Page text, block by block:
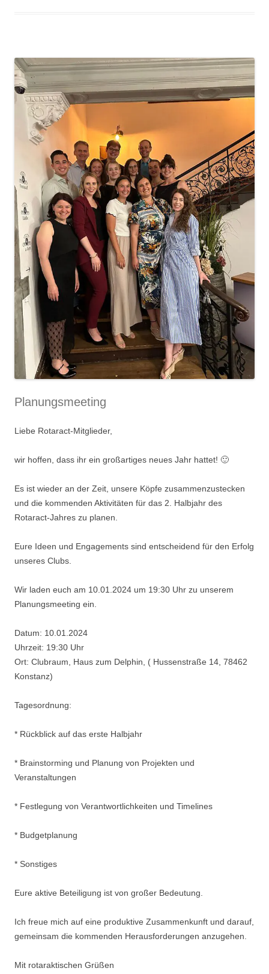
Planungsmeeting
Liebe Rotaract-Mitglieder,
wir hoffen, dass ihr ein großartiges neues Jahr hattet! 🙂
Es ist wieder an der Zeit, unsere Köpfe zusammenzustecken
und die kommenden Aktivitäten für das 2. Halbjahr des
Rotaract-Jahres zu planen.
Eure Ideen und Engagements sind entscheidend für den Erfolg
unseres Clubs.
Wir laden euch am 10.01.2024 um 19:30 Uhr zu unserem
Planungsmeeting ein.
Datum: 10.01.2024
Uhrzeit: 19:30 Uhr
Ort: Clubraum, Haus zum Delphin, ( Hussenstraße 14, 78462
Konstanz)
Tagesordnung:
* Rückblick auf das erste Halbjahr
* Brainstorming und Planung von Projekten und
Veranstaltungen
* Festlegung von Verantwortlichkeiten und Timelines
* Budgetplanung
* Sonstiges
Eure aktive Beteiligung ist von großer Bedeutung.
Ich freue mich auf eine produktive Zusammenkunft und darauf,
gemeinsam die kommenden Herausforderungen anzugehen.
Mit rotaraktischen Grüßen